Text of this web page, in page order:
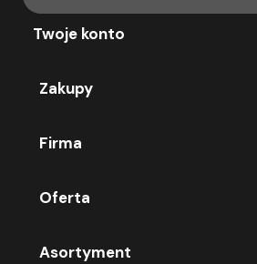
Twoje konto
Zakupy
Firma
Oferta
Asortyment